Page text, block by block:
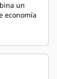
un
economía